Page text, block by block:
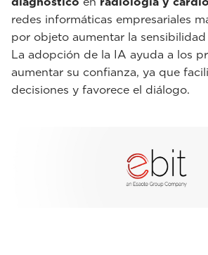
redes informáticas empresariales
por objeto aumentar la
La adopción de la IA ayuda a los
aumentar su confianza, ya que
decisiones y favorece el diálogo.